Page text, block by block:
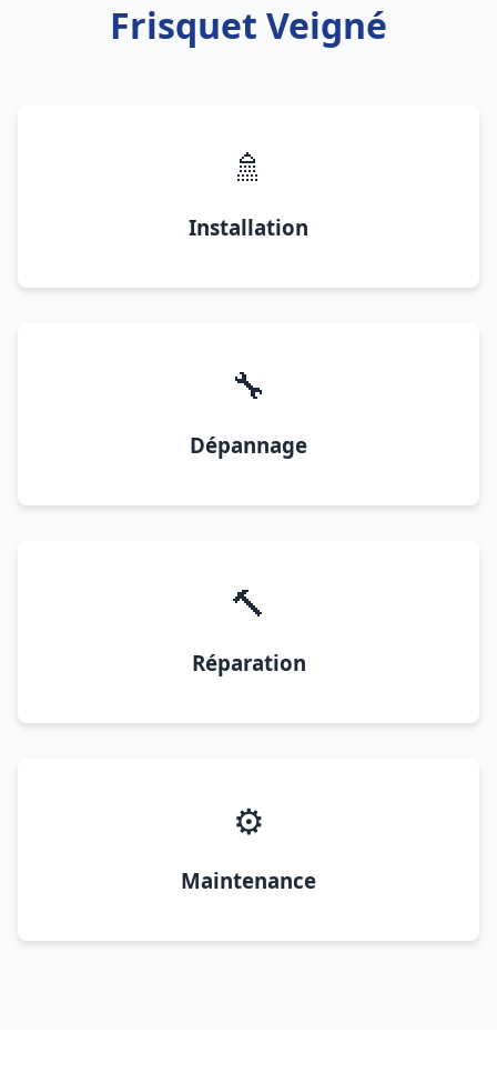
Frisquet Veigné
🚿
Installation
🔧
Dépannage
🔨
Réparation
⚙️
Maintenance